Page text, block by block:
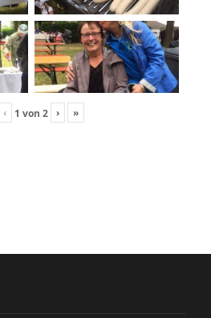
‹ 1 von 2 › »